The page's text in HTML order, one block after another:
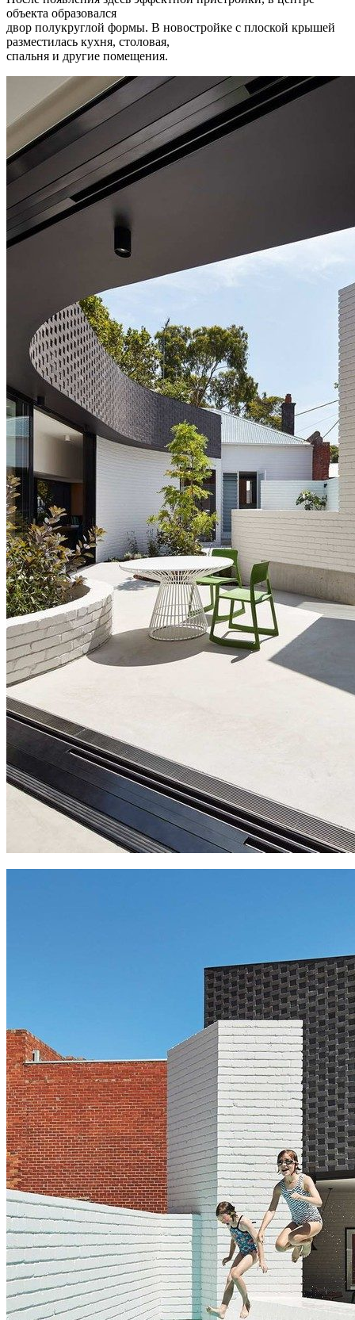
объекта образовался
двор полукруглой формы. В новостройке с плоской крышей
разместилась кухня, столовая,
спальня и другие помещения.